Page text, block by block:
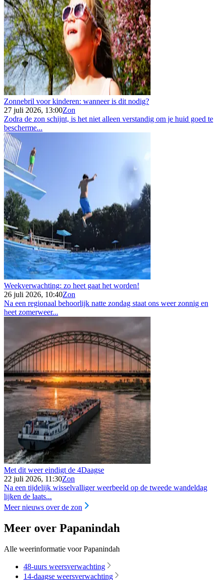
Zonnebril voor kinderen: wanneer is dit nodig?
27 juli 2026, 13:00Zon
Zodra de zon schijnt, is het niet alleen verstandig om je huid goed te
bescherme...
Weekverwachting: zo heet gaat het worden!
26 juli 2026, 10:40Zon
Na een regionaal behoorlijk natte zondag staat ons weer zonnig en
heet zomerweer...
Met dit weer eindigt de 4Daagse
22 juli 2026, 11:30Zon
Na een tijdelijk wisselvalliger weerbeeld op de tweede wandeldag
lijken de laats...
Meer nieuws over de zon
Meer over Papanindah
Alle weerinformatie voor Papanindah
48-uurs weersverwachting
14-daagse weersverwachting